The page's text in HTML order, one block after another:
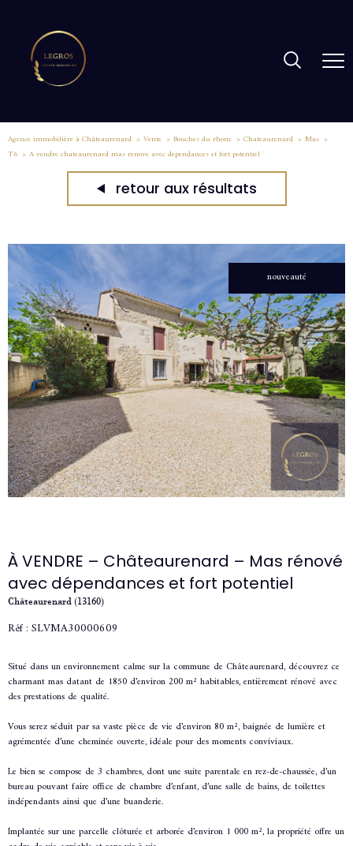
Agence immobilière à Châteaurenard Vente Bouches du rhone Chateaurenard
Mas
T6
A vendre chateaurenard mas renove avec dependances et fort potentiel
retour aux résultats
nouveauté
À VENDRE – Châteaurenard – Mas rénové
avec dépendances et fort potentiel
Châteaurenard (13160)
Réf : SLVMA30000609
Situé dans un environnement calme sur la commune de Châteaurenard, découvrez ce
charmant mas datant de 1850 d’environ 200 m² habitables, entièrement rénové avec
des prestations de qualité.
Vous serez séduit par sa vaste pièce de vie d’environ 80 m², baignée de lumière et
agrémentée d’une cheminée ouverte, idéale pour des moments conviviaux.
Le bien se compose de 3 chambres, dont une suite parentale en rez-de-chaussée, d’un
bureau pouvant faire office de chambre d’enfant, d’une salle de bains, de toilettes
indépendants ainsi que d’une buanderie.
Implantée sur une parcelle clôturée et arborée d’environ 1 000 m², la propriété offre un